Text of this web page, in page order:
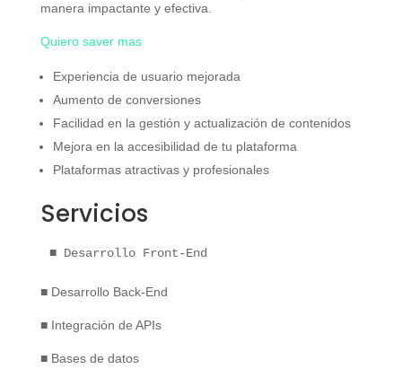
manera impactante y efectiva.
Quiero saver mas
Experiencia de usuario mejorada
Aumento de conversiones
Facilidad en la gestión y actualización de contenidos
Mejora en la accesibilidad de tu plataforma
Plataformas atractivas y profesionales
Servicios
■ Desarrollo Front-End
■ Desarrollo Back-End
■ Integración de APIs
■ Bases de datos